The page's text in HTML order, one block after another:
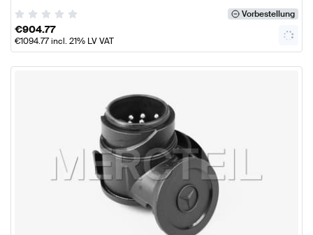
Vorbestellung
€904.77
€1094.77incl. 21% LV VAT